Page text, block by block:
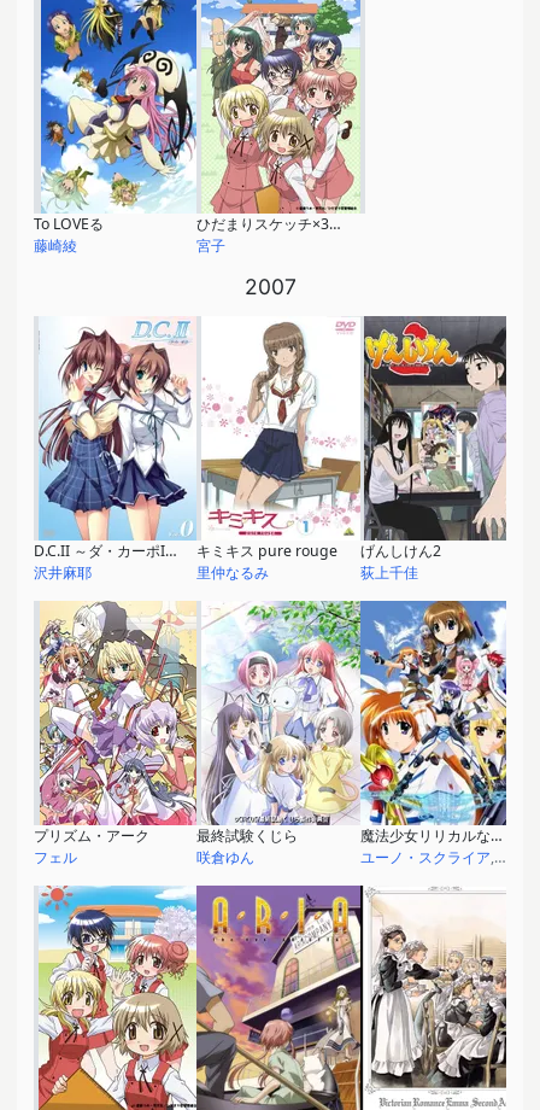
To LOVEる
藤崎綾
ひだまりスケッチ×365
宮子
2007
D.C.II ～ダ・カーポII～
沢井麻耶
キミキス pure rouge
里仲なるみ
げんしけん2
荻上千佳
プリズム・アーク
フェル
最終試験くじら
咲倉ゆん
魔法少女リリカルなのはStrikerS
ユーノ・スクライア,ヴィ